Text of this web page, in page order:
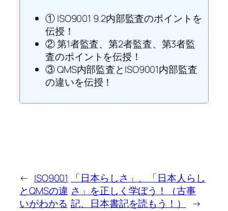
① ISO9001 9.2内部監査のポイントを
伝授！
② 第1者監査、第2者監査、第3者監
査のポイントを伝授！
③ QMS内部監査とISO9001内部監査
の違いを伝授！
← ISO9001
とQMSの違
いがわかる
「日本らしさ」、「日本人らし
さ」を正しく学ぼう！（古事
記、日本書記を読もう！）
→